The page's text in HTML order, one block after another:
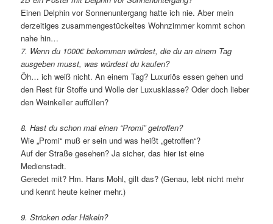
Einen Delphin vor Sonnenuntergang hatte ich nie. Aber mein
derzeitiges zusammengestückeltes Wohnzimmer kommt schon
nahe hin…
7. Wenn du 1000€ bekommen würdest, die du an einem Tag
ausgeben musst, was würdest du kaufen?
Öh… ich weiß nicht. An einem Tag? Luxuriös essen gehen und
den Rest für Stoffe und Wolle der Luxusklasse? Oder doch lieber
den Weinkeller auffüllen?
8. Hast du schon mal einen “Promi” getroffen?
Wie „Promi“ muß er sein und was heißt „getroffen“?
Auf der Straße gesehen? Ja sicher, das hier ist eine
Medienstadt.
Geredet mit? Hm. Hans Mohl, gilt das? (Genau, lebt nicht mehr
und kennt heute keiner mehr.)
9. Stricken oder Häkeln?